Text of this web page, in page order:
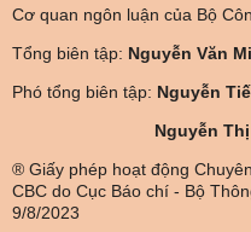
Cơ quan ngôn luận của Bộ
Tổng biên tập: Nguyễn Văn
Phó tổng biên tập: Nguyễn
Nguyễn
® Giấy phép hoạt động
CBC do Cục Báo chí - Bộ
9/8/2023